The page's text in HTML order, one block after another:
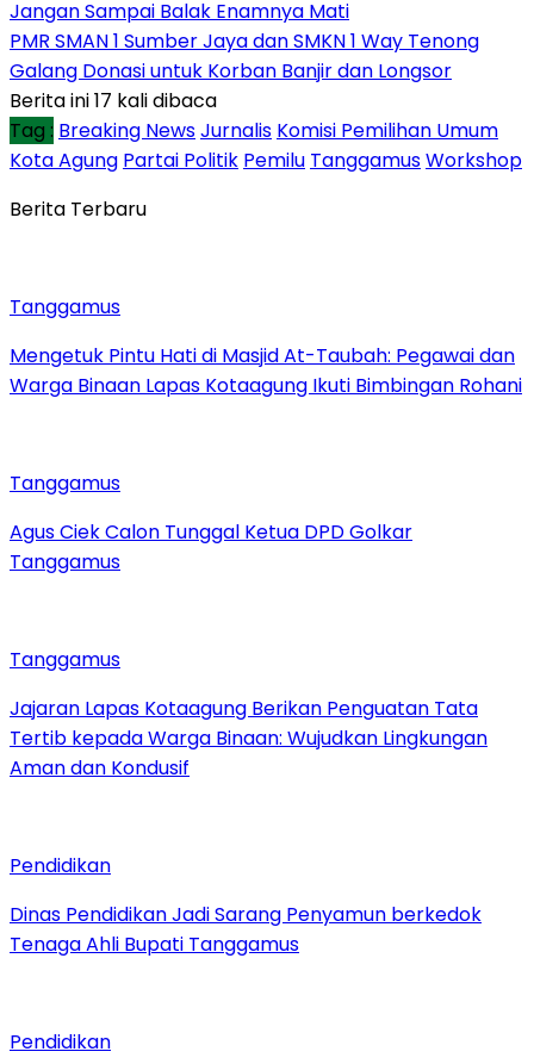
Jangan Sampai Balak Enamnya Mati
PMR SMAN 1 Sumber Jaya dan SMKN 1 Way Tenong
Galang Donasi untuk Korban Banjir dan Longsor
Berita ini 17 kali dibaca
Tag : Breaking NewsJurnalis Komisi Pemilihan Umum
Kota Agung Partai Politik Pemilu TanggamusWorkshop
Berita Terbaru
Tanggamus
Mengetuk Pintu Hati di Masjid At-Taubah: Pegawai dan
Warga Binaan Lapas Kotaagung Ikuti Bimbingan Rohani
Tanggamus
Agus Ciek Calon Tunggal Ketua DPD Golkar
Tanggamus
Tanggamus
Jajaran Lapas Kotaagung Berikan Penguatan Tata
Tertib kepada Warga Binaan: Wujudkan Lingkungan
Aman dan Kondusif
Pendidikan
Dinas Pendidikan Jadi Sarang Penyamun berkedok
Tenaga Ahli Bupati Tanggamus
Pendidikan